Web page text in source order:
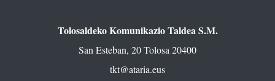
Tolosaldeko Komunikazio Taldea S.M.
San Esteban, 20 Tolosa 20400
tkt@ataria.eus